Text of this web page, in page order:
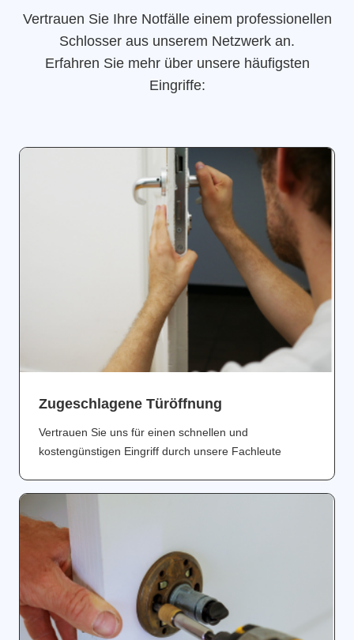
Vertrauen Sie Ihre Notfälle einem professionellen
Schlosser aus unserem Netzwerk an.
Erfahren Sie mehr über unsere häufigsten
Eingriffe:
Zugeschlagene Türöffnung
Vertrauen Sie uns für einen schnellen und
kostengünstigen Eingriff durch unsere Fachleute